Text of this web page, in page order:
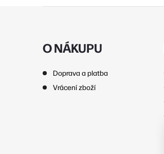
O NÁKUPU
Doprava a platba
Vrácení zboží